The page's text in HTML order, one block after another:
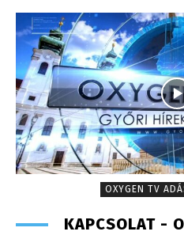
OXYGEN TV
KAPCSOLAT -